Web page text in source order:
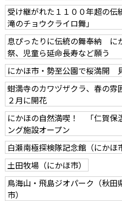
受け継がれた１１００年超の
滝のチョウクライロ舞」
息ぴったりに伝統の舞奉納 に
祭、児童ら延命長寿など願う
にかほ市・勢至公園で桜満開
蚶満寺のカワヅザクラ、春の
２月に開花
にかほの自然満喫！ 「仁賀保
ング施設オープン
白瀬南極探検隊記念館（にかほ
土田牧場（にかほ市）
鳥海山・飛島ジオパーク（秋田
市）